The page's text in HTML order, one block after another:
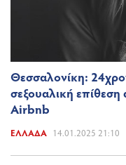
Θεσσαλονίκη:
σεξουαλική
Airbnb
ΕΛΛΆΔΑ 14.01.2025 21:10